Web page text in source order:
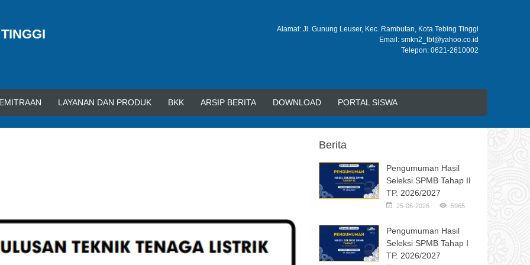
Alamat: Jl. Gunung Leuser, Kec. Rambutan, Kota Tebing Tinggi
Email: smkn2_tbt@yahoo.co.id
Telepon: 0621-2610002
LAYANAN DAN PRODUK BKK ARSIP BERITA DOWNLOAD PORTAL SISWA
Berita
Pengumuman Hasil
Seleksi SPMB Tahap II
TP. 2026/2027
25-06-2026 5965
Pengumuman Hasil
Seleksi SPMB Tahap I
TP. 2026/2027